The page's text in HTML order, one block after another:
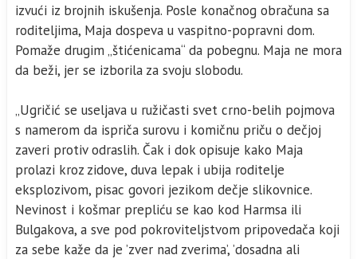
izvući iz brojnih iskušenja. Posle konačnog obračuna sa
roditeljima, Maja dospeva u vaspitno-popravni dom.
Pomaže drugim „štićenicama“ da pobegnu. Maja ne mora
da beži, jer se izborila za svoju slobodu.
„Ugričić se useljava u ružičasti svet crno-belih pojmova
s namerom da ispriča surovu i komičnu priču o dečjoj
zaveri protiv odraslih. Čak i dok opisuje kako Maja
prolazi kroz zidove, duva lepak i ubija roditelje
eksplozivom, pisac govori jezikom dečje slikovnice.
Nevinost i košmar prepliću se kao kod Harmsa ili
Bulgakova, a sve pod pokroviteljstvom pripovedača koji
za sebe kaže da je ’zver nad zverima’, ’dosadna ali